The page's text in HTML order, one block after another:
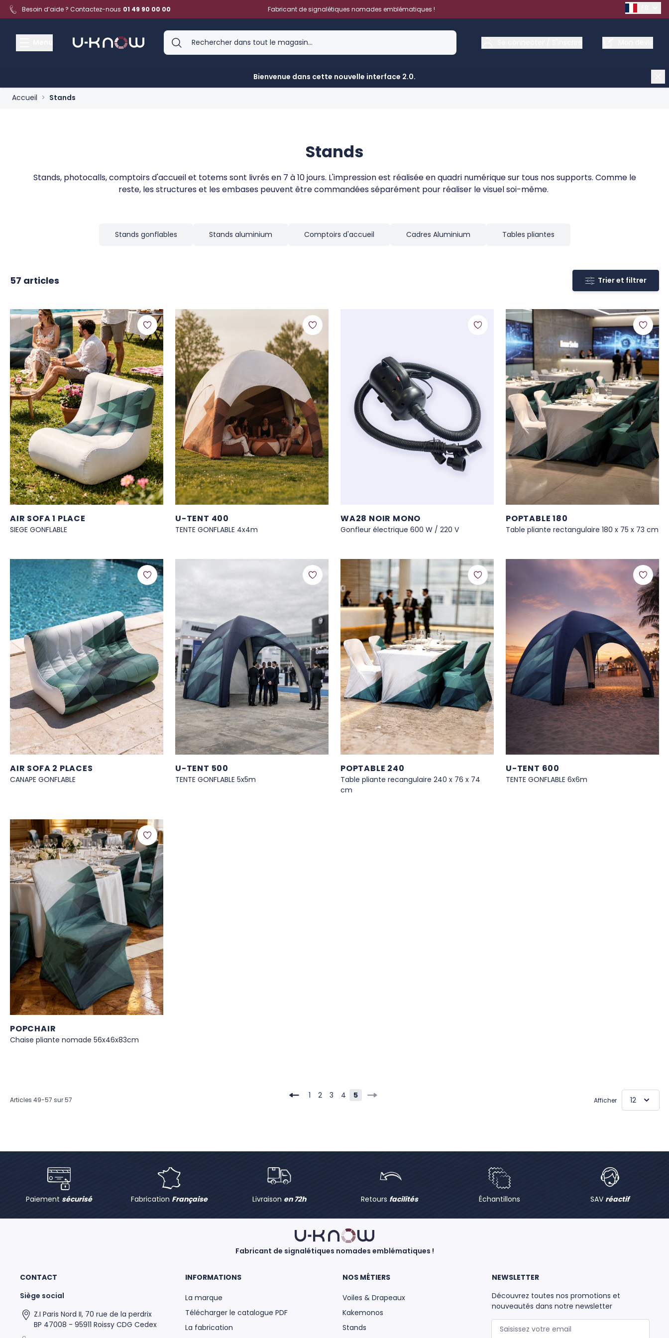
Aller au contenu
Besoin d’aide ? Contactez-nous 01 49 90 00 00 Fabricant de signalétiques nomades emblématiques !
Bienvenue dans cette nouvelle interface 2.0.
Accueil > Stands
Stands
Stands, photocalls, comptoirs d'accueil et totems sont livrés en 7 à 10 jours. L'impression est réalisée en quadri numérique sur tous nos supports. Comme le
reste, les structures et les embases peuvent être commandées séparément pour réaliser le visuel soi-même.
Stands gonflables Stands aluminium Comptoirs d'accueil Cadres Aluminium Tables pliantes
57 articles Trier et filtrer
AIR SOFA 1 PLACE
SIEGE GONFLABLE
U-TENT 400
TENTE GONFLABLE 4x4m
WA28 NOIR MONO
Gonfleur électrique 600 W / 220 V
POPTABLE 180
Table pliante rectangulaire 180 x 75 x 73 cm
AIR SOFA 2 PLACES
CANAPE GONFLABLE
U-TENT 500
TENTE GONFLABLE 5x5m
POPTABLE 240
Table pliante recangulaire 240 x 76 x 74
cm
U-TENT 600
TENTE GONFLABLE 6x6m
POPCHAIR
Chaise pliante nomade 56x46x83cm
Articles 49-57 sur57 Page
1 Page
2 Page
3 Page
4 Vous lisez actuellement la page
5
Afficher
Paiement sécurisé Fabrication Française Livraison en 72h Retours facilités Échantillons SAV réactif
Fabricant de signalétiques nomades emblématiques !
CONTACT
Siège social
Z.I Paris Nord II, 70 rue de la perdrix
BP 47008 - 95911 Roissy CDG Cedex
INFORMATIONS
La marque
Télécharger le catalogue PDF
La fabrication
NOS MÉTIERS
Voiles & Drapeaux
Kakemonos
Stands
NEWSLETTER
Découvrez toutes nos promotions et
nouveautés dans notre newsletter
Adresse mail